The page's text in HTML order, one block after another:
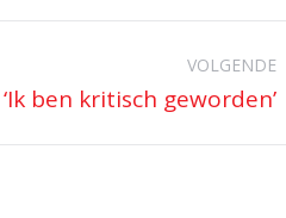
VOLGENDE
‘Ik ben kritisch geworden’